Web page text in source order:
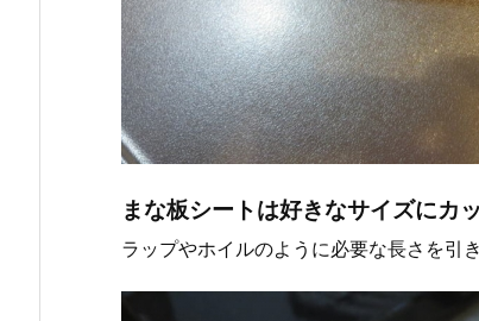
まな板シートは好きなサイズにカ
ラップやホイルのように必要な長さを引